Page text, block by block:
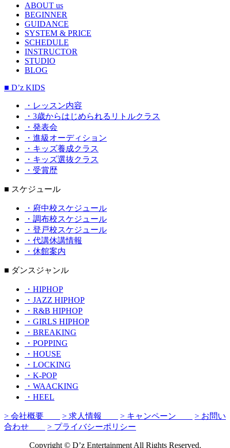
ABOUT us
BEGINNER
GUIDANCE
SYSTEM & PRICE
SCHEDULE
INSTRUCTOR
STUDIO
BLOG
■ D’z KIDS
・レッスン内容
・3歳からはじめられるリトルクラス
・発表会
・進級オーディション
・キッズ養成クラス
・キッズ選抜クラス
・受賞歴
■ スケジュール
・府中校スケジュール
・調布校スケジュール
・登戸校スケジュール
・代講休講情報
・休館案内
■ ダンスジャンル
・HIPHOP
・JAZZ HIPHOP
・R&B HIPHOP
・GIRLS HIPHOP
・BREAKING
・POPPING
・HOUSE
・LOCKING
・K-POP
・WAACKING
・HEEL
> 会社概要 > 求人情報 > キャンペーン
> お問い
合わせ
> プライバシーポリシー
Copyright © D’z Entertainment All Rights Reserved.